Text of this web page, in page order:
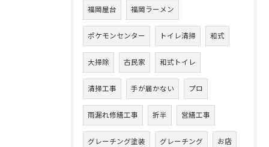
福岡屋台 福岡ラーメン
ポケモンセンター トイレ清掃 和式
大掃除 古民家 和式トイレ
清掃工事 手が届かない プロ
雨漏れ修繕工事 折半 営繕工事
グレーチング塗装 グレーチング お店